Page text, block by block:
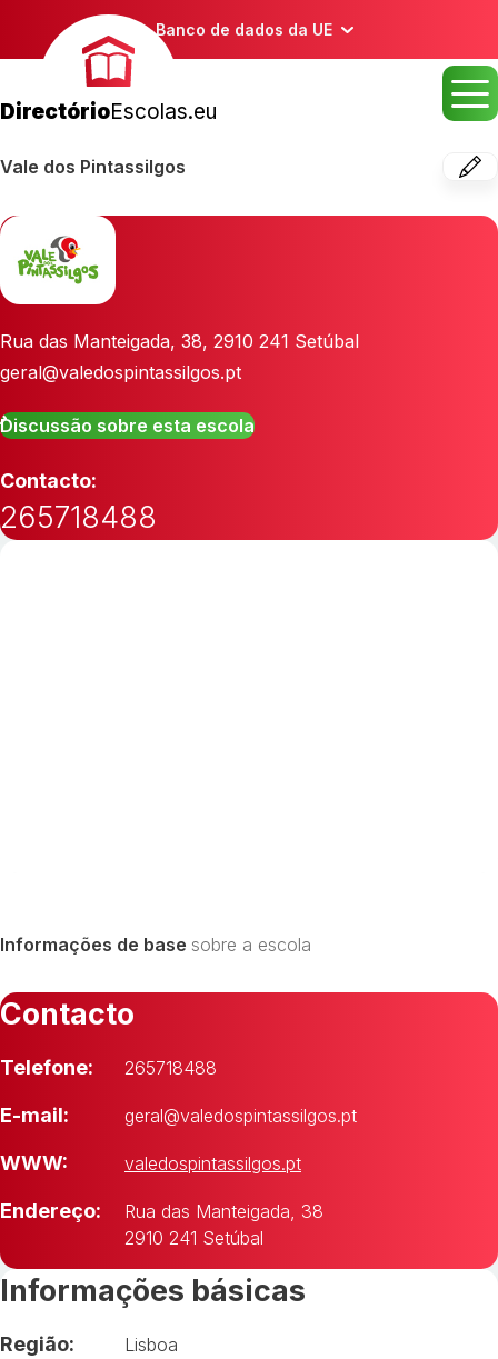
Banco de dados da UE
DirectórioEscolas.eu
Vale dos Pintassilgos
Rua das Manteigada, 38, 2910 241 Setúbal
geral@valedospintassilgos.pt
Discussão sobre esta escola
Contacto:
265718488
Informações de base sobre a escola
Contacto
Telefone: 265718488
E-mail: geral@valedospintassilgos.pt
WWW: valedospintassilgos.pt
Endereço:
Rua das Manteigada, 38
2910 241 Setúbal
Informações básicas
Região:
Lisboa